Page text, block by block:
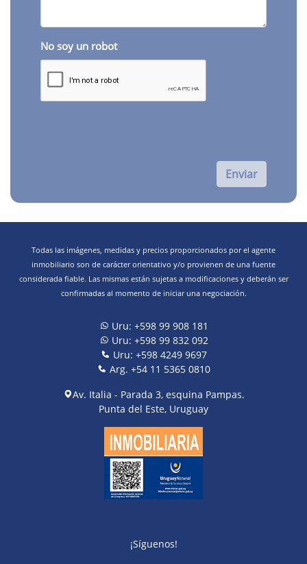
No soy un robot
Enviar
Todas las imágenes, medidas y precios proporcionados por el agente
inmobiliario son de carácter orientativo y/o provienen de una fuente
considerada fiable. Las mismas están sujetas a modificaciones y deberán ser
confirmadas al momento de iniciar una negociación.
Uru: +598 99 908 181
Uru: +598 99 832 092
Uru: +598 4249 9697
Arg. +54 11 5365 0810
Av. Italia - Parada 3, esquina Pampas.
Punta del Este, Uruguay
¡Síguenos!